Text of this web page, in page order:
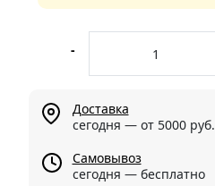
-
Доставка
сегодня — от 5000 руб.
Самовывоз
сегодня — бесплатно